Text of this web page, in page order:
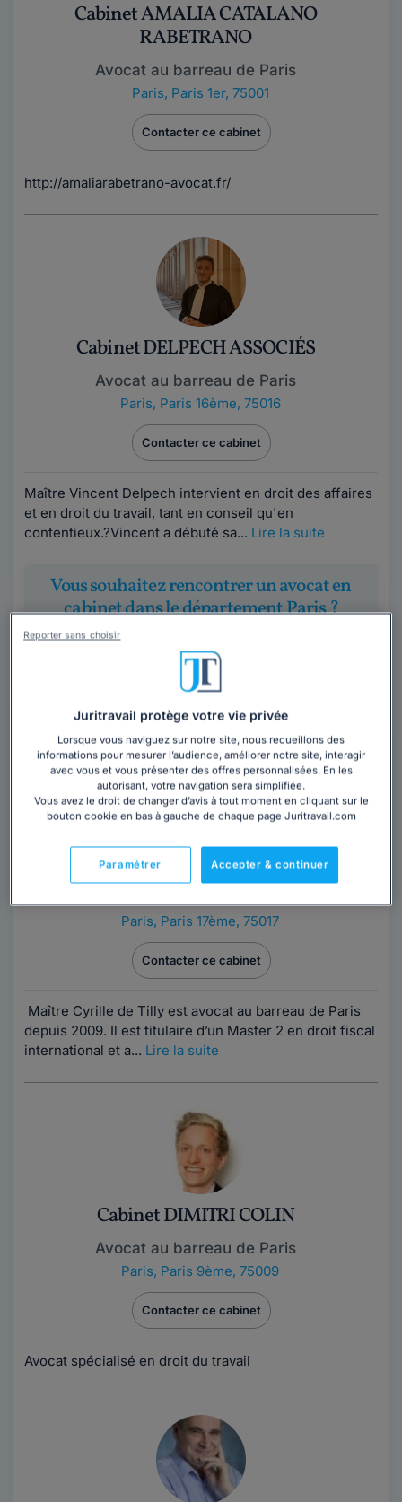
Cabinet AMALIA CATALANO
RABETRANO
Avocat au barreau de Paris
Paris, Paris 1er, 75001
Contacter ce cabinet
http://amaliarabetrano-avocat.fr/
Cabinet DELPECH ASSOCIÉS
Avocat au barreau de Paris
Paris, Paris 16ème, 75016
Contacter ce cabinet
Maître Vincent Delpech intervient en droit des affaires
et en droit du travail, tant en conseil qu'en
contentieux.?Vincent a débuté sa... Lire la suite
Vous souhaitez rencontrer un avocat en
cabinet dans le département Paris ?
Obtenez 3 devis d'avocats près de chez vous
sous 48 heures.
Cabinet CYRILLE DE TILLY
Paris, Paris 17ème, 75017
Contacter ce cabinet
Maître Cyrille de Tilly est avocat au barreau de Paris
depuis 2009. Il est titulaire d’un Master 2 en droit fiscal
international et a... Lire la suite
Cabinet DIMITRI COLIN
Avocat au barreau de Paris
Paris, Paris 9ème, 75009
Contacter ce cabinet
Avocat spécialisé en droit du travail
Juritravail protège votre vie privée
Lorsque vous naviguez sur notre site, nous recueillons des
informations pour mesurer l’audience, améliorer notre site, interagir
avec vous et vous présenter des offres personnalisées. En les
autorisant, votre navigation sera simplifiée.
Vous avez le droit de changer d’avis à tout moment en cliquant sur le
bouton cookie en bas à gauche de chaque page Juritravail.com
Accepter & continuer
Paramétrer
Reporter sans choisir